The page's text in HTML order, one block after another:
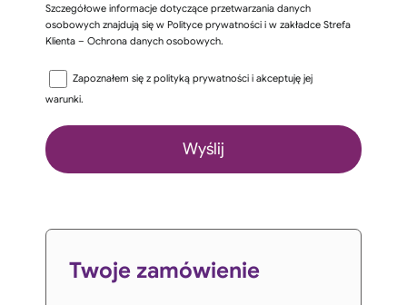
Szczegółowe informacje dotyczące przetwarzania danych
osobowych znajdują się w Polityce prywatności i w zakładce Strefa
Klienta – Ochrona danych osobowych.
Zapoznałem się z polityką prywatności i akceptuję jej
warunki.
Twoje zamówienie